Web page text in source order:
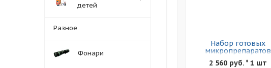
Набор готовых
микропрепаратов
Levenhuk N18 NG
2 560 руб. * 1 шт
детей
Разное
Фонари